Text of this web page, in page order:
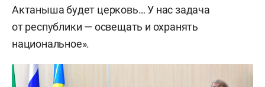
Актаныша будет церковь… У нас задача
от республики — освещать и охранять
национальное».